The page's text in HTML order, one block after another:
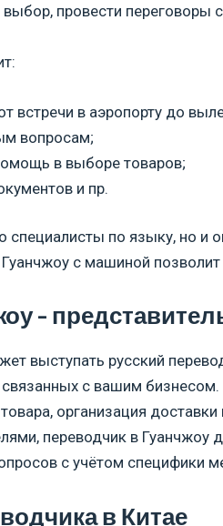
провести переговоры
встречи в аэропорту до
вопросам;
в выборе товаров;
и пр.
специалисты по языку, но
с машиной
–
выступать русский
связанных с вашим
организация
переводчик в
с учётом специфики
в Китае